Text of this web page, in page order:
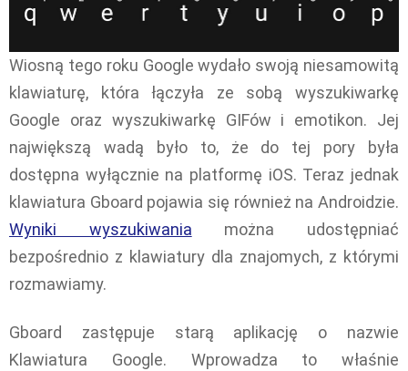
Wiosną tego roku Google wydało swoją niesamowitą
klawiaturę, która łączyła ze sobą wyszukiwarkę
Google oraz wyszukiwarkę GIFów i emotikon. Jej
największą wadą było to, że do tej pory była
dostępna wyłącznie na platformę iOS. Teraz jednak
klawiatura Gboard pojawia się również na Androidzie.
Wyniki wyszukiwania można udostępniać
bezpośrednio z klawiatury dla znajomych, z którymi
rozmawiamy.
Gboard zastępuje starą aplikację o nazwie
Klawiatura Google. Wprowadza to właśnie